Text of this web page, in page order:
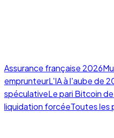
Assurance française 2026
emprunteurL'IA à l'aube de
spéculativeLe pari Bitcoin
liquidation forcéeToutes les